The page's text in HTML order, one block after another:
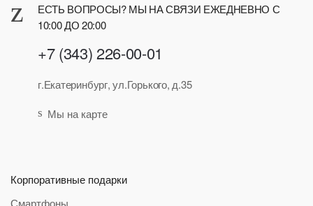
ЕСТЬ ВОПРОСЫ? МЫ НА СВЯЗИ ЕЖЕДНЕВНО С
10:00 ДО 20:00
+7 (343) 226-00-01
г.Екатеринбург, ул.Горького, д.35
Мы на карте
Корпоративные подарки
Смартфоны